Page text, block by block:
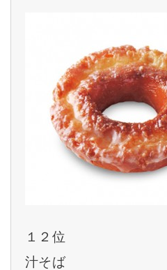
１２位
汁そば